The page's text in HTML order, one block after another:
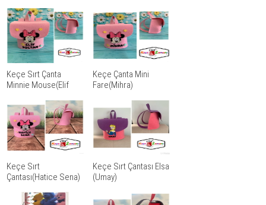
Keçe Sırt Çanta
Minnie Mouse(Elif
Keçe Çanta Mini
Fare(Mihra)
Keçe Sırt
Çantası(Hatice Sena)
Keçe Sırt Çantası Elsa
(Umay)